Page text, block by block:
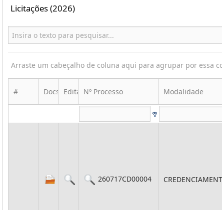
Licitações (2026)
Arraste um cabeçalho de coluna aqui para agrupar por essa
# Docs Edital Nº Processo Modalidade
260717CD00004